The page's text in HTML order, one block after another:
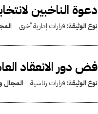
دعوة الناخبين
نوع الوثيقة: قرارات إدارية أخرى
فض دور الانعقاد
نوع الوثيقة: قرارات رئاسية المجال